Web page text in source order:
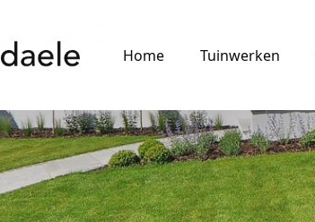
Home Tuinwerken